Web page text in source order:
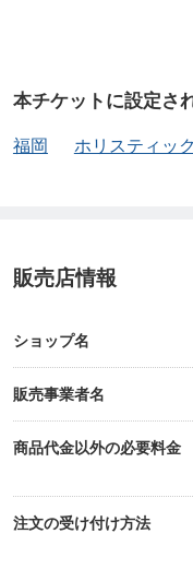
本チケットに設定さ
福岡 ホリスティック
販売店情報
ショップ名
販売事業者名
商品代金以外の必要料金
注文の受け付け方法